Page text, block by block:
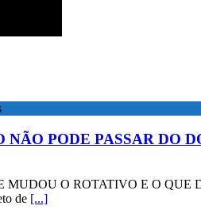
PODE PASSAR DO
O ROTATIVO E O QUE
de [...]